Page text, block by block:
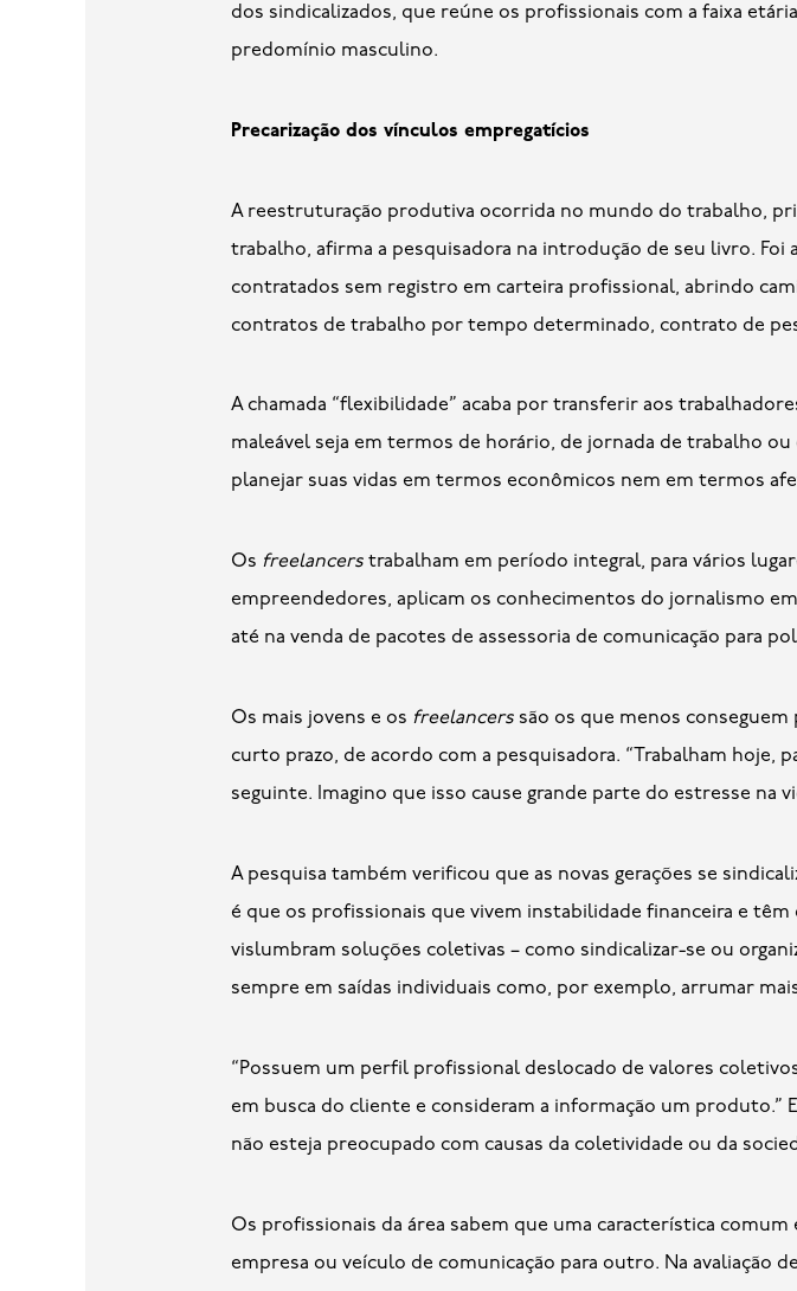
dos sindicalizados, que reúne os profissionais com a faixa
predomínio masculino.
Precarização dos vínculos empregatícios
A reestruturação produtiva ocorrida no mundo do trabalho,
trabalho, afirma a pesquisadora na introdução de seu livro.
contratados sem registro em carteira profissional, abrindo
contratos de trabalho por tempo determinado, contrato de
A chamada “flexibilidade” acaba por transferir aos
maleável seja em termos de horário, de jornada de trabalho
planejar suas vidas em termos econômicos nem em termos
Os freelancerstrabalham em período integral, para vários
empreendedores, aplicam os conhecimentos do jornalismo
até na venda de pacotes de assessoria de comunicação para
Os mais jovens e os freelancerssão os que menos conseguem
curto prazo, de acordo com a pesquisadora. “Trabalham hoje,
seguinte. Imagino que isso cause grande parte do estresse na
A pesquisa também verificou que as novas gerações se
é que os profissionais que vivem instabilidade financeira e
vislumbram soluções coletivas – como sindicalizar-se ou
sempre em saídas individuais como, por exemplo, arrumar
“Possuem um perfil profissional deslocado de valores
em busca do cliente e consideram a informação um
não esteja preocupado com causas da coletividade ou da
Os profissionais da área sabem que uma característica
empresa ou veículo de comunicação para outro. Na avaliação